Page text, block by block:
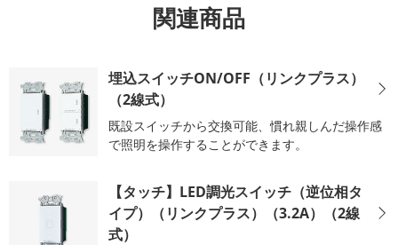
関連商品
埋込スイッチON/OFF（リンクプラス）
（2線式）
既設スイッチから交換可能、慣れ親しんだ操作感
で照明を操作することができます。
【タッチ】LED調光スイッチ（逆位相タ
イプ）（リンクプラス）（3.2A）（2線
式）